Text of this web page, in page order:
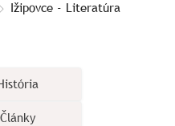
Ižipovce - Literatúra
Články